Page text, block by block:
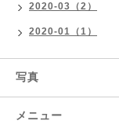
2020-03（2）
2020-01（1）
写真
メニュー